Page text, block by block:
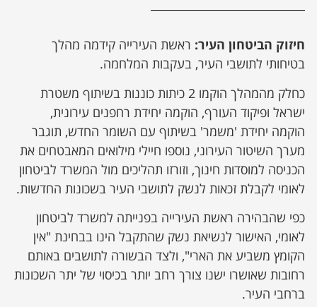
חיזוק הביטחון העיר: ראשת העירייה קידמה מהלך
בטיחותי לתושבי העיר, בעקבות המלחמה.
כחלק מהמהלך הוקמו 2 כיתות כוננות בשיתוף משטרת
ישראל ופיקוד העורף, הוקמה יחידת רחפנים עירונית,
הוקמה יחידת 'משמר' בשיתוף עם השומר החדש, תוגבר
מערך השיטור העירוני, נוספו חיילי מילואים המאבטחים את
הכניסה למוסדות חינוך, וזורזו תהליכים מול המשרד לביטחון
לאומי לקבלת זכאות לנשק לתושבי העיר בשכונות החדשות.
כפי שהבהירה ראשת העירייה בפנייתה למשרד לביטחון
לאומי, האישור לנשיאת נשק שהתקבל הינו בבחינת "אין
הקומץ משביע את הארי", ולצד הבשורה לתושבים באותם
רחובות שאושרו ישנו צורך רחב יותר בכיסוי של יתר השכונות
ברחבי העיר.